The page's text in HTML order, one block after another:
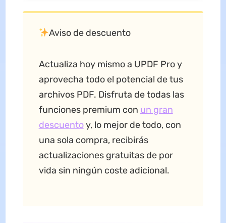
Aviso de descuento
Actualiza hoy mismo a UPDF Pro y
aprovecha todo el potencial de tus
archivos PDF. Disfruta de todas las
funciones premium con un gran
descuentoy, lo mejor de todo, con
una sola compra, recibirás
actualizaciones gratuitas de por
vida sin ningún coste adicional.